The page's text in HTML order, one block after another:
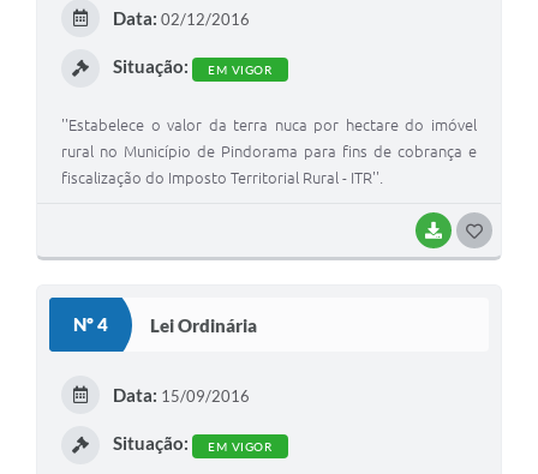
Projetos
Legislação
A Prefeitura
Enquete
Agenda
BAIXAR
Data: 02/12/2016
Situação: EM VIGOR
''Estabelece o valor da terra nuca por hectare do imóvel
rural no Município de Pindorama para fins de cobrança e
fiscalização do Imposto Territorial Rural - ITR''.
Nº 4 Lei Ordinária
Data: 15/09/2016
Situação: EM VIGOR